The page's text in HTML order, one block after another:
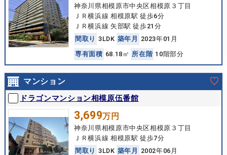
神奈川県相模原市中央区相模原３丁目
ＪＲ横浜線 相模原駅 徒歩6分
ＪＲ横浜線 矢部駅 徒歩21分
間 取 り 3LDK 築年 月
2023年01月
専有面積 68.18㎡ 所在 階 10階部分
マンション
ドラゴンマンション相模原伍番館
3,699万円
神奈川県相模原市中央区相模原３丁目
ＪＲ横浜線 相模原駅 徒歩7分
間 取 り 3LDK 築年 月
2002年06月